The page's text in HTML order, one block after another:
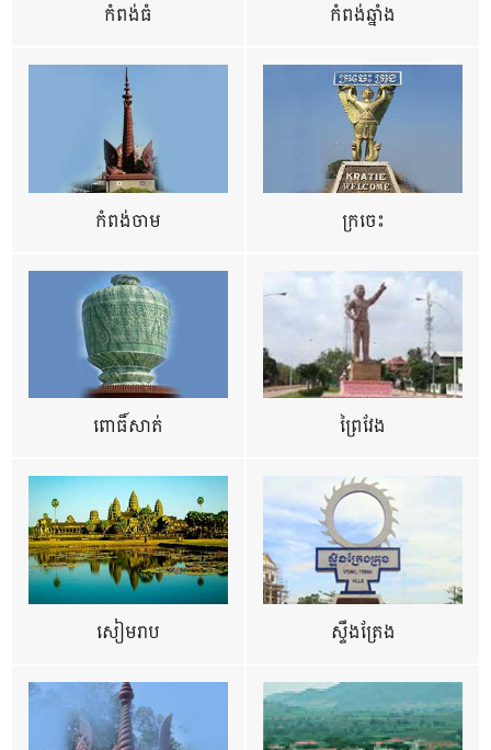
កំពង់ធំ កំពង់ឆ្នាំង
កំពង់ចាម ក្រចេះ
ពោធិ៍សាត់ ព្រៃវែង
សៀមរាប ស្ទឹងត្រែង